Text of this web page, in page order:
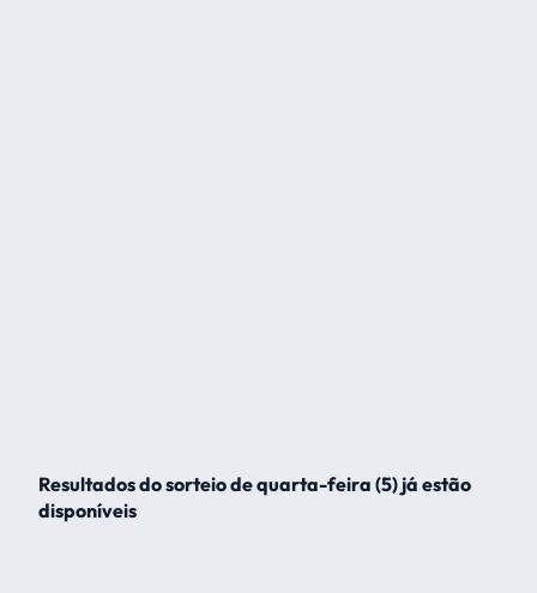
Resultados do sorteio de quarta-feira (5) já estão
disponíveis